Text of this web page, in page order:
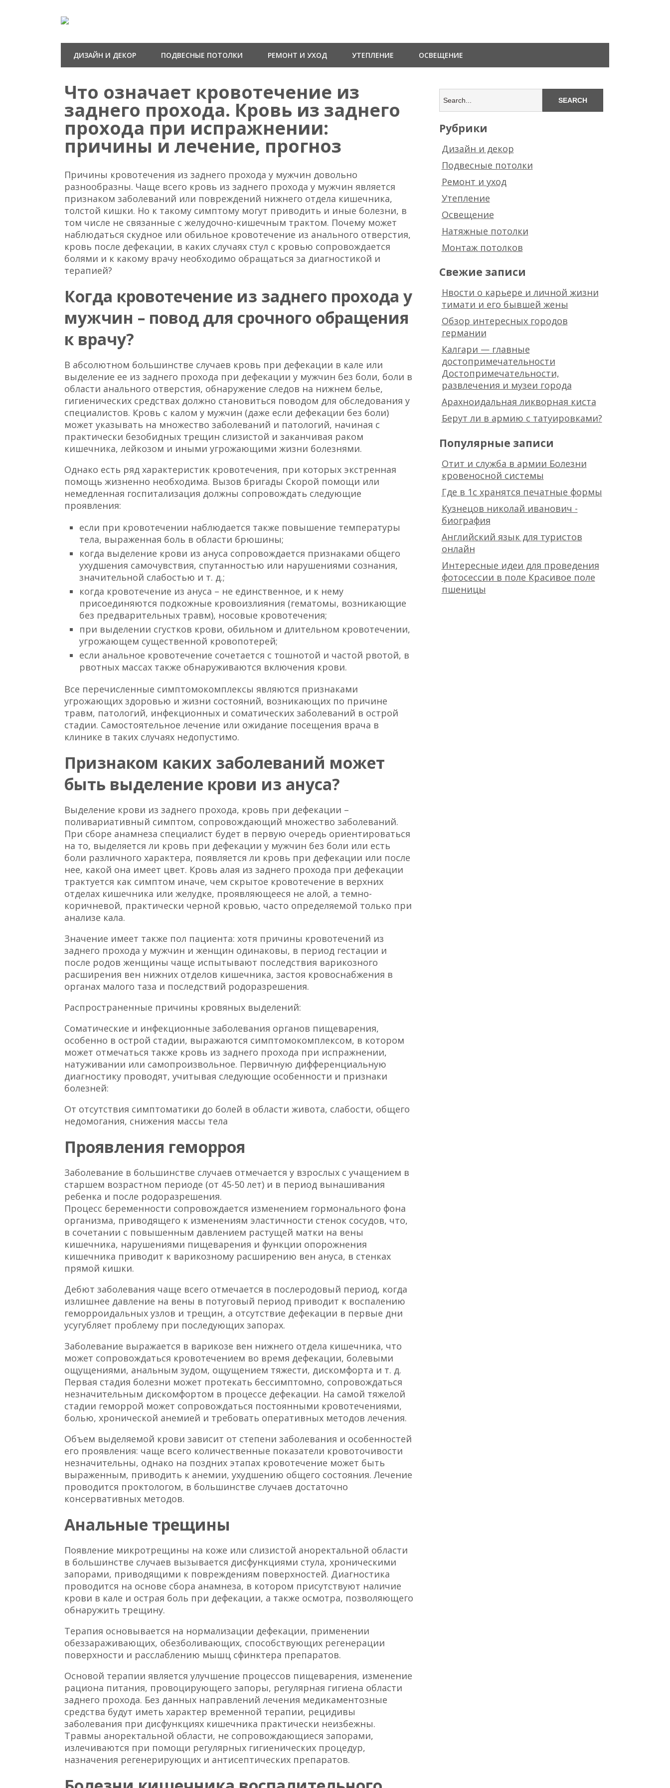
ДИЗАЙН И ДЕКОР ПОДВЕСНЫЕ ПОТОЛКИ РЕМОНТ И УХОД УТЕПЛЕНИЕ ОСВЕЩЕНИЕ
Что означает кровотечение из
заднего прохода. Кровь из заднего
прохода при испражнении:
причины и лечение, прогноз
Причины кровотечения из заднего прохода у мужчин довольно
разнообразны. Чаще всего кровь из заднего прохода у мужчин является
признаком заболеваний или повреждений нижнего отдела кишечника,
толстой кишки. Но к такому симптому могут приводить и иные болезни, в
том числе не связанные с желудочно-кишечным трактом. Почему может
наблюдаться скудное или обильное кровотечение из анального отверстия,
кровь после дефекации, в каких случаях стул с кровью сопровождается
болями и к какому врачу необходимо обращаться за диагностикой и
терапией?
Когда кровотечение из заднего прохода у
мужчин – повод для срочного обращения
к врачу?
В абсолютном большинстве случаев кровь при дефекации в кале или
выделение ее из заднего прохода при дефекации у мужчин без боли, боли в
области анального отверстия, обнаружение следов на нижнем белье,
гигиенических средствах должно становиться поводом для обследования у
специалистов. Кровь с калом у мужчин (даже если дефекации без боли)
может указывать на множество заболеваний и патологий, начиная с
практически безобидных трещин слизистой и заканчивая раком
кишечника, лейкозом и иными угрожающими жизни болезнями.
Однако есть ряд характеристик кровотечения, при которых экстренная
помощь жизненно необходима. Вызов бригады Скорой помощи или
немедленная госпитализация должны сопровождать следующие
проявления:
если при кровотечении наблюдается также повышение температуры
тела, выраженная боль в области брюшины;
когда выделение крови из ануса сопровождается признаками общего
ухудшения самочувствия, спутанностью или нарушениями сознания,
значительной слабостью и т. д.;
когда кровотечение из ануса – не единственное, и к нему
присоединяются подкожные кровоизлияния (гематомы, возникающие
без предварительных травм), носовые кровотечения;
при выделении сгустков крови, обильном и длительном кровотечении,
угрожающем существенной кровопотерей;
если анальное кровотечение сочетается с тошнотой и частой рвотой, в
рвотных массах также обнаруживаются включения крови.
Все перечисленные симптомокомплексы являются признаками
угрожающих здоровью и жизни состояний, возникающих по причине
травм, патологий, инфекционных и соматических заболеваний в острой
стадии. Самостоятельное лечение или ожидание посещения врача в
клинике в таких случаях недопустимо.
Признаком каких заболеваний может
быть выделение крови из ануса?
Выделение крови из заднего прохода, кровь при дефекации –
поливариативный симптом, сопровождающий множество заболеваний.
При сборе анамнеза специалист будет в первую очередь ориентироваться
на то, выделяется ли кровь при дефекации у мужчин без боли или есть
боли различного характера, появляется ли кровь при дефекации или после
нее, какой она имеет цвет. Кровь алая из заднего прохода при дефекации
трактуется как симптом иначе, чем скрытое кровотечение в верхних
отделах кишечника или желудке, проявляющееся не алой, а темно-
коричневой, практически черной кровью, часто определяемой только при
анализе кала.
Значение имеет также пол пациента: хотя причины кровотечений из
заднего прохода у мужчин и женщин одинаковы, в период гестации и
после родов женщины чаще испытывают последствия варикозного
расширения вен нижних отделов кишечника, застоя кровоснабжения в
органах малого таза и последствий родоразрешения.
Распространенные причины кровяных выделений:
Соматические и инфекционные заболевания органов пищеварения,
особенно в острой стадии, выражаются симптомокомплексом, в котором
может отмечаться также кровь из заднего прохода при испражнении,
натуживании или самопроизвольное. Первичную дифференциальную
диагностику проводят, учитывая следующие особенности и признаки
болезней:
От отсутствия симптоматики до болей в области живота, слабости, общего
недомогания, снижения массы тела
Проявления геморроя
Заболевание в большинстве случаев отмечается у взрослых с учащением в
старшем возрастном периоде (от 45-50 лет) и в период вынашивания
ребенка и после родоразрешения.
Процесс беременности сопровождается изменением гормонального фона
организма, приводящего к изменениям эластичности стенок сосудов, что,
в сочетании с повышенным давлением растущей матки на вены
кишечника, нарушениями пищеварения и функции опорожнения
кишечника приводит к варикозному расширению вен ануса, в стенках
прямой кишки.
Дебют заболевания чаще всего отмечается в послеродовый период, когда
излишнее давление на вены в потуговый период приводит к воспалению
геморроидальных узлов и трещин, а отсутствие дефекации в первые дни
усугубляет проблему при последующих запорах.
Заболевание выражается в варикозе вен нижнего отдела кишечника, что
может сопровождаться кровотечением во время дефекации, болевыми
ощущениями, анальным зудом, ощущением тяжести, дискомфорта и т. д.
Первая стадия болезни может протекать бессимптомно, сопровождаться
незначительным дискомфортом в процессе дефекации. На самой тяжелой
стадии геморрой может сопровождаться постоянными кровотечениями,
болью, хронической анемией и требовать оперативных методов лечения.
Объем выделяемой крови зависит от степени заболевания и особенностей
его проявления: чаще всего количественные показатели кровоточивости
незначительны, однако на поздних этапах кровотечение может быть
выраженным, приводить к анемии, ухудшению общего состояния. Лечение
проводится проктологом, в большинстве случаев достаточно
консервативных методов.
Анальные трещины
Появление микротрещины на коже или слизистой аноректальной области
в большинстве случаев вызывается дисфункциями стула, хроническими
запорами, приводящими к повреждениям поверхностей. Диагностика
проводится на основе сбора анамнеза, в котором присутствуют наличие
крови в кале и острая боль при дефекации, а также осмотра, позволяющего
обнаружить трещину.
Терапия основывается на нормализации дефекации, применении
обеззараживающих, обезболивающих, способствующих регенерации
поверхности и расслаблению мышц сфинктера препаратов.
Основой терапии является улучшение процессов пищеварения, изменение
рациона питания, провоцирующего запоры, регулярная гигиена области
заднего прохода. Без данных направлений лечения медикаментозные
средства будут иметь характер временной терапии, рецидивы
заболевания при дисфункциях кишечника практически неизбежны.
Травмы аноректальной области, не сопровождающиеся запорами,
излечиваются при помощи регулярных гигиенических процедур,
назначения регенерирующих и антисептических препаратов.
Рубрики
Дизайн и декор
Подвесные потолки
Ремонт и уход
Утепление
Освещение
Натяжные потолки
Монтаж потолков
Свежие записи
Нвости о карьере и личной жизни
тимати и его бывшей жены
Обзор интересных городов
германии
Калгари — главные
достопримечательности
Достопримечательности,
развлечения и музеи города
Арахноидальная ликворная киста
Берут ли в армию с татуировками?
Популярные записи
Отит и служба в армии Болезни
кровеносной системы
Где в 1с хранятся печатные формы
Кузнецов николай иванович -
биография
Английский язык для туристов
онлайн
Интересные идеи для проведения
фотосессии в поле Красивое поле
пшеницы